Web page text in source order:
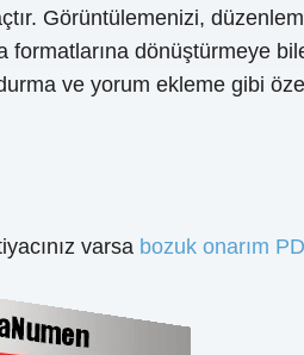
Görüntülemenizi,
formatlarına dönüştürmeye
ve yorum ekleme gibi
varsa bozuk onarım